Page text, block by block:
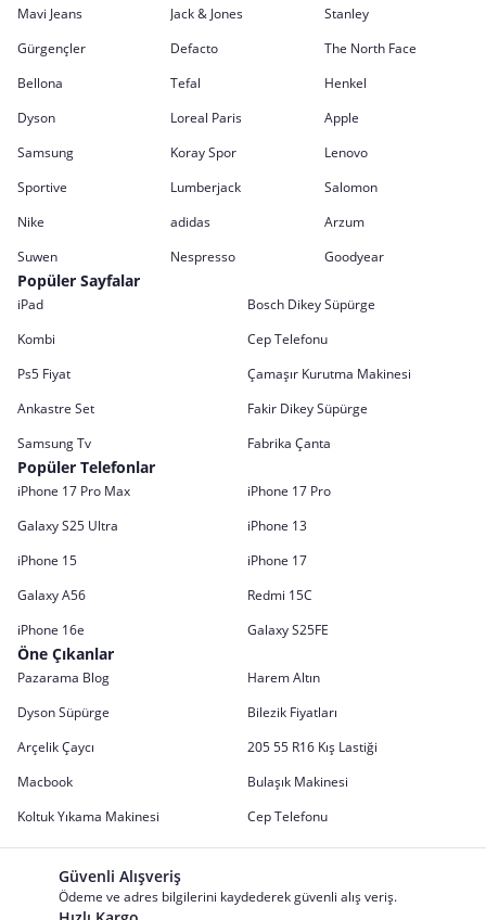
Mavi Jeans Jack & Jones
Stanley
Gürgençler
Defacto
The North Face
Bellona
Tefal
Henkel
Dyson
Loreal Paris
Apple
Samsung
Koray Spor
Lenovo
Sportive
Lumberjack
Salomon
Nike
adidas
Arzum
Suwen
Nespresso Goodyear
Popüler Sayfalar
iPad
Bosch Dikey Süpürge
Kombi
Cep Telefonu
Ps5 Fiyat
Çamaşır Kurutma Makinesi
Ankastre Set
Fakir Dikey Süpürge
Samsung Tv
Fabrika Çanta
Popüler Telefonlar
iPhone 17 Pro Max
iPhone 17 Pro
Galaxy S25 Ultra
iPhone 13
iPhone 15
iPhone 17
Galaxy A56
Redmi 15C
iPhone 16e
Galaxy S25FE
Öne Çıkanlar
Pazarama Blog
Harem Altın
Dyson Süpürge
Bilezik Fiyatları
Arçelik Çaycı
205 55 R16 Kış Lastiği
Macbook
Bulaşık Makinesi
Koltuk Yıkama Makinesi
Cep Telefonu
Güvenli Alışveriş
Ödeme ve adres bilgilerini kaydederek güvenli alış veriş.